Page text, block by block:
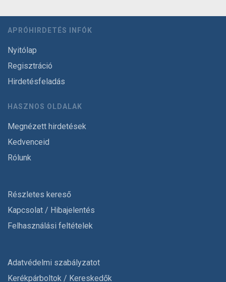
APRÓHIRDETÉS INFÓK
Nyitólap
Regisztráció
Hirdetésfeladás
HASZNOS OLDALAK
Megnézett hirdetések
Kedvenceid
Rólunk
Részletes kereső
Kapcsolat / Hibajelentés
Felhasználási feltételek
Adatvédelmi szabályzatot
Kerékpárboltok / Kereskedők